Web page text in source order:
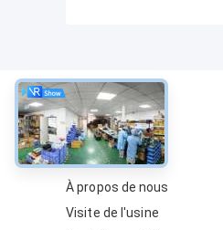
À propos
À propos de nous
Visite de l'usine